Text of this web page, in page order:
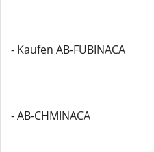
- Kaufen AB-FUBINACA
- AB-CHMINACA